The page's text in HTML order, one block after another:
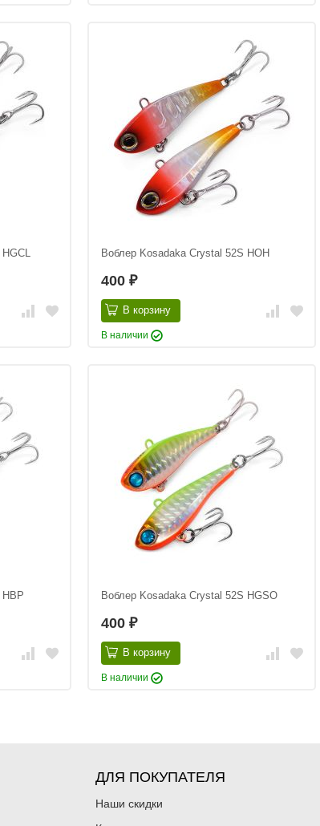
Воблер Kosadaka Crystal 52S HOH
400 ₽
В корзину
В наличии
Воблер Kosadaka Crystal 52S HGSO
400 ₽
В корзину
В наличии
ДЛЯ ПОКУПАТЕЛЯ
Наши скидки